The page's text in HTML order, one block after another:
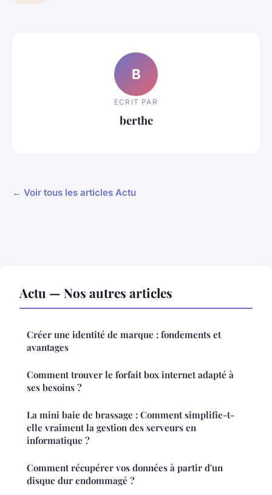
B
ECRIT PAR
berthe
← Voir tous les articles Actu
Actu — Nos autres articles
Créer une identité de marque : fondements et
avantages
Comment trouver le forfait box internet adapté à
ses besoins ?
La mini baie de brassage : Comment simplifie-t-
elle vraiment la gestion des serveurs en
informatique ?
Comment récupérer vos données à partir d'un
disque dur endommagé ?